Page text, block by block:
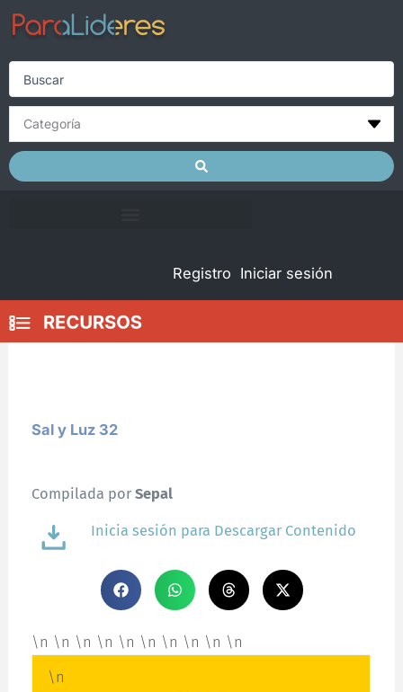
Skip
content
Search
Registro Iniciar sesión
Sal y Luz 32
Compilada porSepal
Inicia sesión para Descargar Contenido
\n \n \n \n \n \n \n \n \n \n
\n